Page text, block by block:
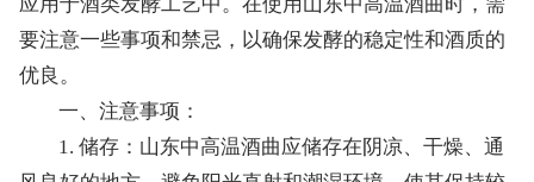
新闻动态
联系我们
要注意一些事项和禁忌，以确保发酵的稳定性和酒质的
优良。
一、注意事项：
1. 储存：山东中高温酒曲应储存在阴凉、干燥、通